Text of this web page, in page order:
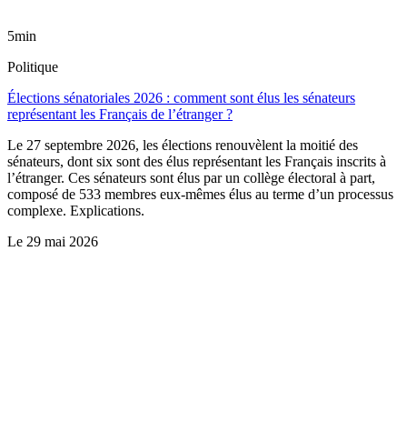
5min
Politique
Élections sénatoriales 2026 : comment sont élus les sénateurs
représentant les Français de l’étranger ?
Le 27 septembre 2026, les élections renouvèlent la moitié des
sénateurs, dont six sont des élus représentant les Français inscrits à
l’étranger. Ces sénateurs sont élus par un collège électoral à part,
composé de 533 membres eux-mêmes élus au terme d’un processus
complexe. Explications.
Le 29 mai 2026